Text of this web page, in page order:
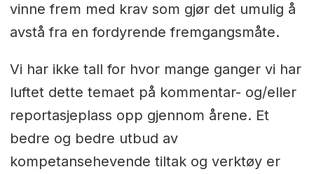
vinne frem med krav som gjør det umulig å
avstå fra en fordyrende fremgangsmåte.
Vi har ikke tall for hvor mange ganger vi har
luftet dette temaet på kommentar- og/eller
reportasjeplass opp gjennom årene. Et
bedre og bedre utbud av
kompetansehevende tiltak og verktøy er